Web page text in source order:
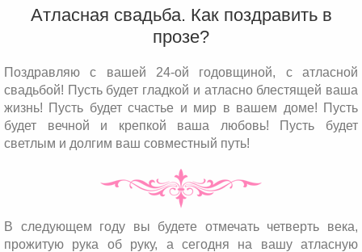
Атласная свадьба. Как поздравить в
прозе?
Поздравляю с вашей 24-ой годовщиной, с атласной
свадьбой! Пусть будет гладкой и атласно блестящей ваша
жизнь! Пусть будет счастье и мир в вашем доме! Пусть
будет вечной и крепкой ваша любовь! Пусть будет
светлым и долгим ваш совместный путь!
В следующем году вы будете отмечать четверть века,
прожитую рука об руку, а сегодня на вашу атласную